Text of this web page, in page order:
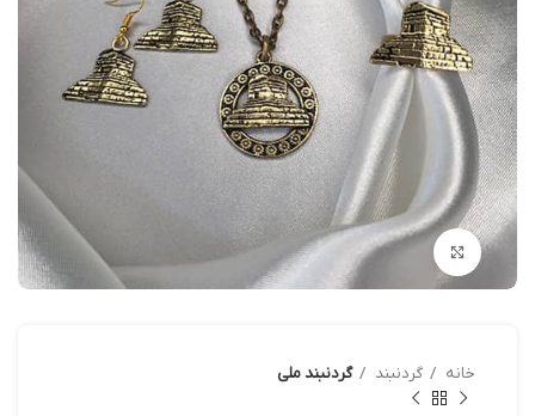
بزرگنمایی تصویر
خانه گردنبند گردنبند ملی